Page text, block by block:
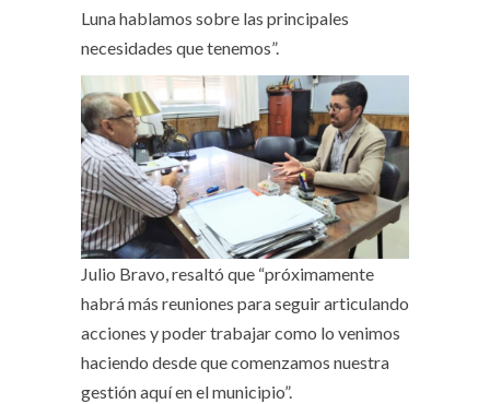
Luna hablamos sobre las principales
necesidades que tenemos”.
Julio Bravo, resaltó que “próximamente
habrá más reuniones para seguir articulando
acciones y poder trabajar como lo venimos
haciendo desde que comenzamos nuestra
gestión aquí en el municipio”.